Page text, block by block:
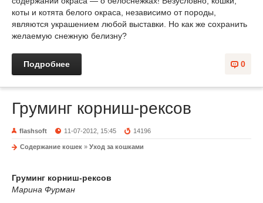
коты и котята белого окраса, независимо от породы,
являются украшением любой выставки. Но как же сохранить
желаемую снежную белизну?
0
Подробнее
Груминг корниш-рексов
flashsoft 11-07-2012, 15:45 14196
Содержание кошек » Уход за кошками
Груминг корниш-рексов
Марина Фурман